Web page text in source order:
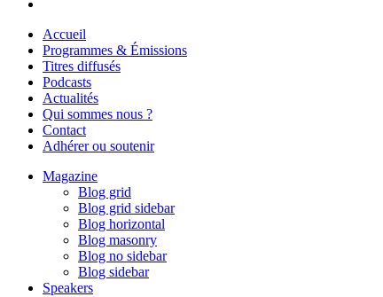
Accueil
Programmes & Émissions
Titres diffusés
Podcasts
Actualités
Qui sommes nous ?
Contact
Adhérer ou soutenir
Magazine
Blog grid
Blog grid sidebar
Blog horizontal
Blog masonry
Blog no sidebar
Blog sidebar
Speakers